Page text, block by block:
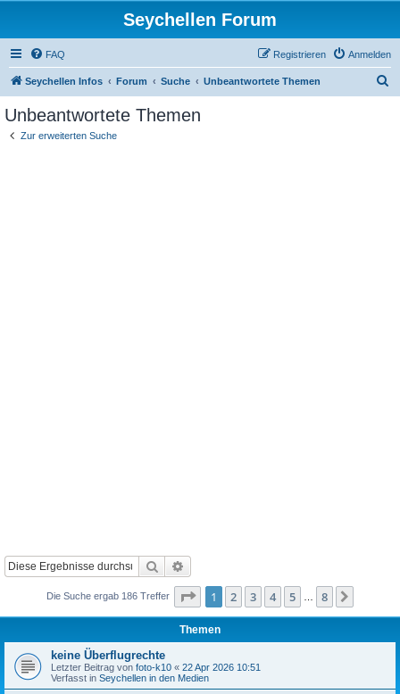
Seychellen Forum
FAQ Anmelden
Registrieren
Seychellen Infos Forum Suche Unbeantwortete Themen
Unbeantwortete Themen
Zur erweiterten Suche
Suche
Die Suche ergab 186 Treffer Seite 1von
1 2 3 4 5 8
Themen
keine Überflugrechte
Letzter Beitrag von foto-k10 « 22 Apr 2026 10:51
Verfasst in Seychellen in den Medien